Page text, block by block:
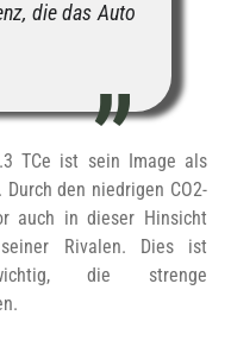
die das Auto
TCe ist sein Image als
den niedrigen CO2-
auch in dieser Hinsicht
Rivalen. Dies ist
die strenge